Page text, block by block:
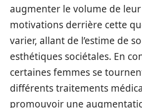
augmenter le volume de
motivations derrière cette
varier, allant de l’estime de
esthétiques sociétales. En
certaines femmes se
différents traitements
promouvoir une